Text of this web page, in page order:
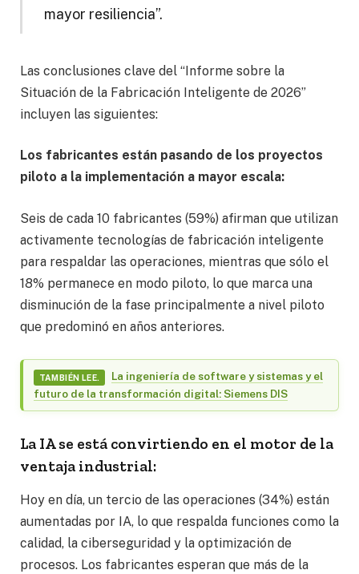
mayor resiliencia”.
Las conclusiones clave del “Informe sobre la
Situación de la Fabricación Inteligente de 2026”
incluyen las siguientes:
Los fabricantes están pasando de los proyectos
piloto a la implementación a mayor escala:
Seis de cada 10 fabricantes (59%) afirman que utilizan
activamente tecnologías de fabricación inteligente
para respaldar las operaciones, mientras que sólo el
18% permanece en modo piloto, lo que marca una
disminución de la fase principalmente a nivel piloto
que predominó en años anteriores.
TAMBIÉN LEE.
La ingeniería de software y sistemas y el
futuro de la transformación digital: Siemens DIS
La IA se está convirtiendo en el motor de la
ventaja industrial:
Hoy en día, un tercio de las operaciones (34%) están
aumentadas por IA, lo que respalda funciones como la
calidad, la ciberseguridad y la optimización de
procesos. Los fabricantes esperan que más de la